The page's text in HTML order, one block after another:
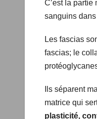
sanguins
Les fascias
fascias; le
Ils séparent
matrice qui